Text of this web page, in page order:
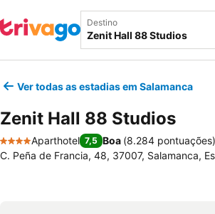
Destino
Ver todas as estadias em Salamanca
Zenit Hall 88 Studios
4 Estrelas
Aparthotel 7,5 Boa (8.284 pontuações)
C. Peña de Francia, 48, 37007, Salamanca,